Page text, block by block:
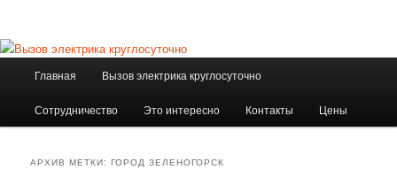
Главная Вызов электрика круглосуточно
Сотрудничество Это интересно Контакты Цены
АРХИВ МЕТКИ:ГОРОД ЗЕЛЕНОГОРСК